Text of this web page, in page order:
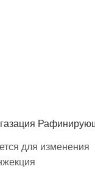
для изменения